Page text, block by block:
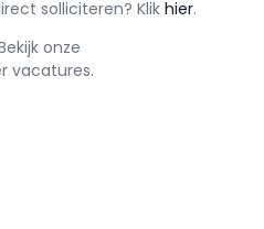
irect solliciteren? Klik hier.
onze
vacatures.